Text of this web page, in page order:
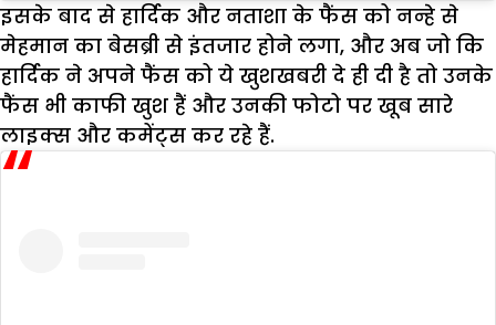
इसके बाद से हार्दिक और नताशा के फैंस को नन्हे से
मेहमान का बेसब्री से इंतजार होने लगा, और अब जो कि
हार्दिक ने अपने फैंस को ये खुशखबरी दे ही दी है तो उनके
फैंस भी काफी खुश हैं और उनकी फोटो पर खूब सारे
लाइक्स और कमेंट्स कर रहे हैं.